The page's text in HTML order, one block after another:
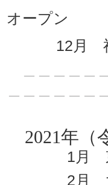
オープン
12月 福岡
2021年（
1月 東京
2月 大阪